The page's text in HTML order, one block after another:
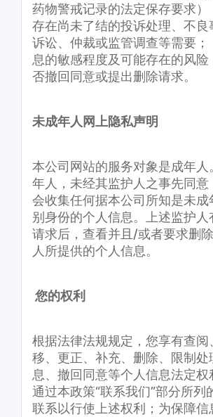
药物警戒记录的法定保存要求
存在尚未了结的投诉处理、不良
诉讼、仲裁或监管调查等需要
息的敏感程度及可能存在的风险
否撤回同意或提出删除请求。
未成年人网上隐私声明
本公司网站的服务对象是成年人
年人，未经其监护人之事先同意
会收集任何据本公司所知是未成
别身份的个人信息。上述监护人
请求后，查看并且/或者要求删
人所提供的个人信息。
您的权利
根据法律法规规定，您享有查阅
移、更正、补充、删除、限制处
息、撤回同意等个人信息法定权
通过本政策“联系我们”部分所列
联系以行使上述权利；为保障信